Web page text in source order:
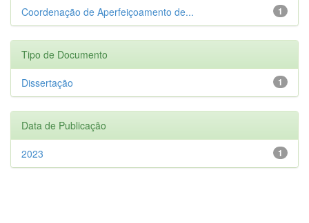
1
Coordenação de Aperfeiçoamento de...
Tipo de Documento
1
Dissertação
Data de Publicação
1
2023